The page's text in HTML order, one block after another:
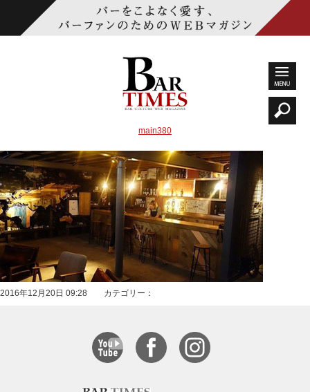
main380
2016年12月20日 09:28 カテゴリー：